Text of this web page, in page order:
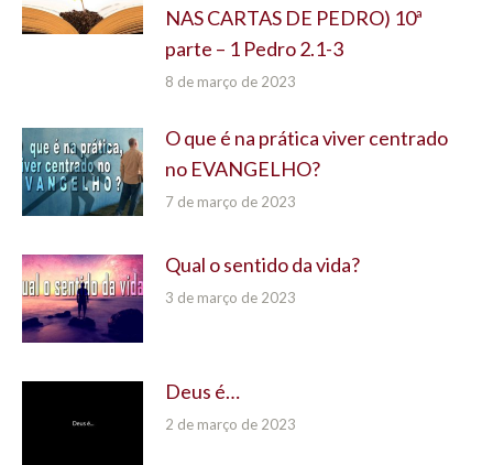
NAS CARTAS DE PEDRO) 10ª
parte – 1 Pedro 2.1-3
8 de março de 2023
O que é na prática viver centrado
no EVANGELHO?
7 de março de 2023
Qual o sentido da vida?
3 de março de 2023
Deus é…
2 de março de 2023